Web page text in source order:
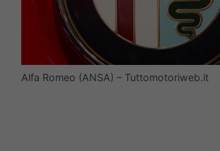
Alfa Romeo (ANSA) – Tuttomotoriweb.it